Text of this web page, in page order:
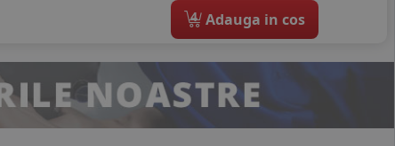
4 Adauga in cos